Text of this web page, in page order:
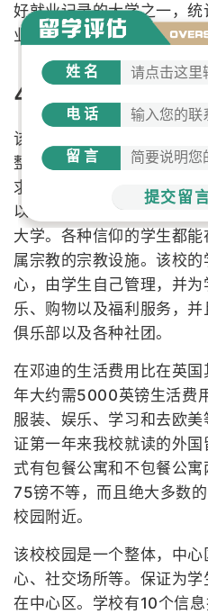
好就业记录的大学之一，
业生就业率排英国第十名。
4.学生生活
该校的学生生活生机勃勃
整个英国国内最高的。该
求开展。有各种各样的餐
以及一流的体育设施。 该
大学。各种信仰的学生都
属宗教的宗教设施。该校
心，由学生自己管理，并
乐、购物以及福利服务，
俱乐部以及各种社团。
在邓迪的生活费用比在英
年大约需5000英镑生活费
服装、娱乐、学习和去欧
证第一年来我校就读的外
式有包餐公寓和不包餐公
75镑不等，而且绝大多数
校园附近。
该校校园是一个整体，中
心、社交场所等。保证为
在中心区。学校有10个信
姓名
电话
留言
提交留